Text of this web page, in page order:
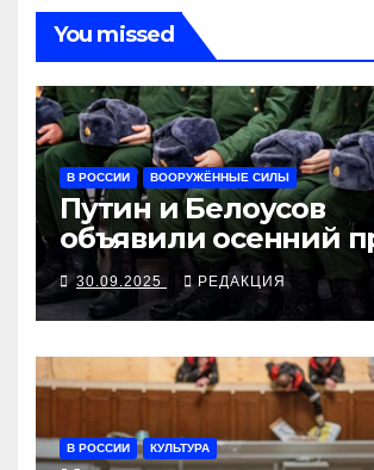
You missed
В РОССИИ ВООРУЖЁННЫЕ СИЛЫ
Путин и Белоусов
объявили осенний
30.09.2025 РЕДАКЦИЯ
В РОССИИ КУЛЬТУРА